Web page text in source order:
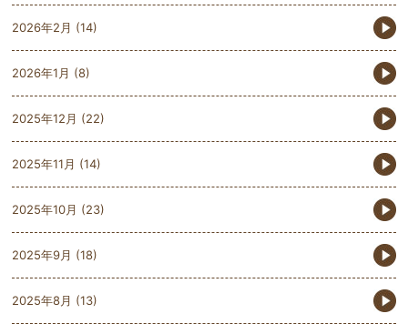
2026年2月 (14)
2026年1月 (8)
2025年12月 (22)
2025年11月 (14)
2025年10月 (23)
2025年9月 (18)
2025年8月 (13)